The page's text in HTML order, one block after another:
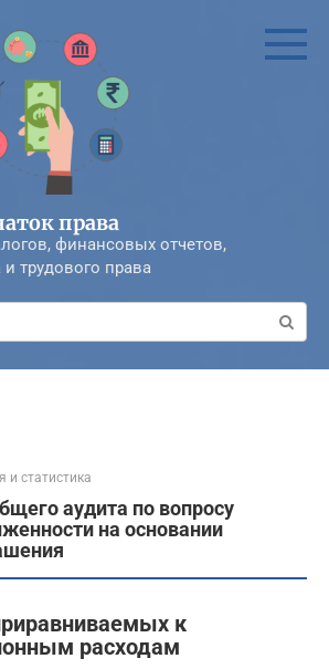
права
финансовых отчетов,
и трудового права
и статистика
аудита по вопросу
на основании
к
расходам